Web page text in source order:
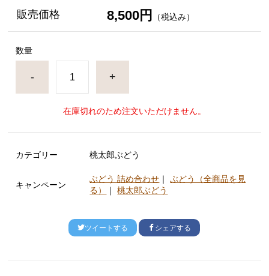
販売価格 8,500円 （税込み）
数量
- +
在庫切れのため注文いただけません。
カテゴリー 桃太郎ぶどう
キャンペーン
ぶどう 詰め合わせ ｜ぶどう（全商品を見
る）
｜桃太郎ぶどう
ツイートする シェアする